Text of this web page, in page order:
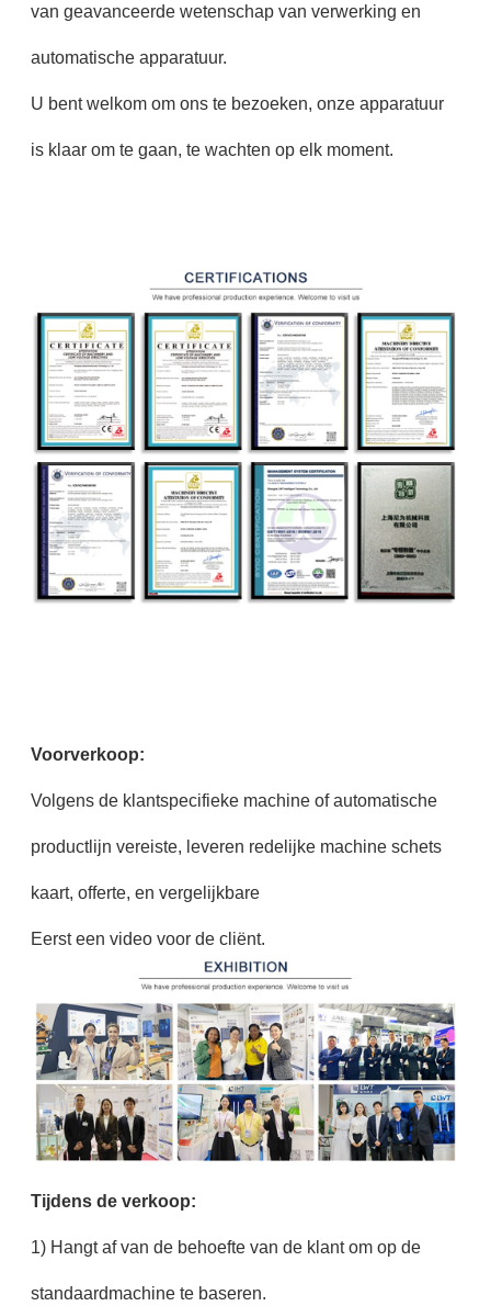
van geavanceerde wetenschap van verwerking en
automatische apparatuur.
U bent welkom om ons te bezoeken, onze apparatuur
is klaar om te gaan, te wachten op elk moment.
Voorverkoop:
Volgens de klantspecifieke machine of automatische
productlijn vereiste, leveren redelijke machine schets
kaart, offerte, en vergelijkbare
Eerst een video voor de cliënt.
Tijdens de verkoop:
1) Hangt af van de behoefte van de klant om op de
standaardmachine te baseren.